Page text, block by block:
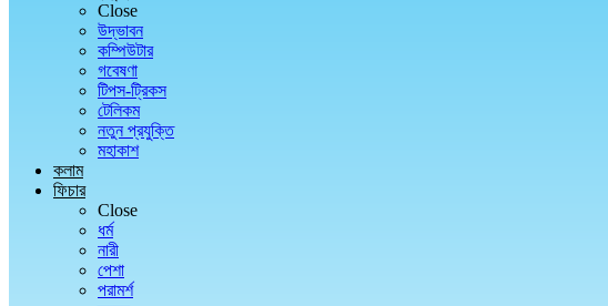
Close
উদ্ভাবন
কম্পিউটার
গবেষণা
টিপস-ট্রিকস
টেলিকম
নতুন প্রযুক্তি
মহাকাশ
কলাম
ফিচার
Close
ধর্ম
নারী
পেশা
পরামর্শ